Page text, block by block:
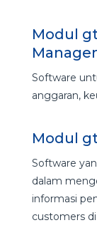
Modul
Software
anggaran,
Modul
Software
dalam
informasi
customers